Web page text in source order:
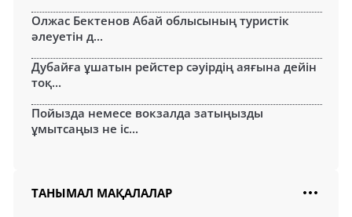
Олжас Бектенов Абай облысының туристік
әлеуетін д...
Дубайға ұшатын рейстер сәуірдің аяғына дейін
тоқ...
Пойызда немесе вокзалда затыңызды
ұмытсаңыз не іс...
ТАНЫМАЛ МАҚАЛАЛАР